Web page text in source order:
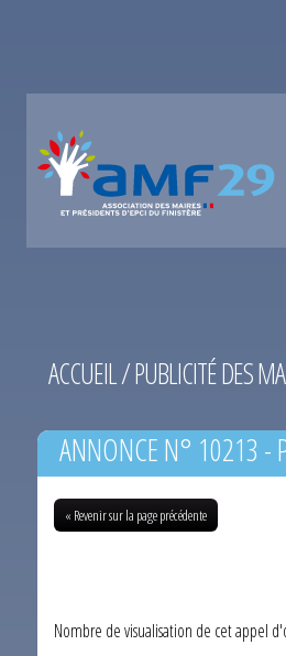
ACCUEIL/PUBLICITÉ DES
ANNONCE N° 10213 -
« Revenir sur la page précédente
Nombre de visualisation de cet appel